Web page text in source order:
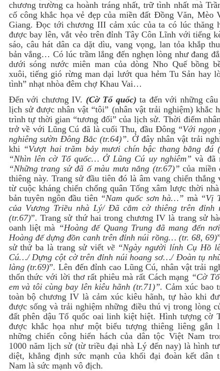
chương trường ca hoành tráng nhất, trữ tình nhất mà
cố công khắc họa vẻ đẹp của miền đất Đồng Văn, Mèo
Giang. Đọc tới chương III cảm xúc của ta có lúc thăng
được bay lên, vắt vẻo trên đỉnh Tây Côn Lĩnh với tiếng
sáo, câu hát dân ca dặt dìu, vang vọng, lan tỏa khắp
bản vắng… Có lúc trầm lắng đến nghẹn lòng như đang
dưới sóng nước miên man của dòng Nho Quế bồng
xuôi, tiếng gió rừng man dại lướt qua hẻm Tu Sản hay
tình” nhạt nhòa đêm chợ Khau Vai…
Đến với chương IV. (Cờ Tổ quốc) ta đến với những câu
lịch sử được nhân vật “tôi” (nhân vật trải nghiệm) khắc
trình tự thời gian “tương đối” của lịch sử. Thời điểm
trở về với Lũng Cú đã là cuối Thu, đầu Đông “Với ngọn
nghiêng sườn Đông Bắc (tr.64)”. Ở đây nhân vật trải
khi “Vượt hai trăm bảy mươi chín bậc thang bằng đá
“Nhìn lên cờ Tổ quốc… Ở Lũng Cú uy nghiêm” và đã
“Những trang sử đã ố màu mưa nắng (tr.67)” của miền
thiêng này. Trang sử đầu tiên đó là âm vang chiến thắng
từ cuộc kháng chiến chống quân Tống xâm lược thời
bản tuyên ngôn đầu tiên “Nam quốc sơn hà…” mà “Vị
của Vương Triều nhà Lý/ Đã cắm cờ thiêng trên đỉnh
(tr.67)”. Trang sử thứ hai trong chương IV là trang sử
oanh liệt mà “Hoàng đế Quang Trung đã mang đến
Hoàng đế dựng đồn canh trên đỉnh núi rồng… (tr. 68, 69)
sử thứ ba là trang sử viết về “Ngày người lính Cụ Hồ
Cú…/ Dựng cột cờ trên đỉnh núi hoang sơ…/ Đoàn tụ
làng (tr.69)”. Lên đến đỉnh cao Lũng Cú, nhân vật trải
thổn thức với lời thơ rất phiêu mà rất Cách mạng “Cờ
em và tôi cùng bay lên kiêu hãnh (tr.71)”. Cảm xúc bao
toàn bộ chương IV là cảm xúc kiêu hãnh, tự hào khi
được sống và trải nghiệm những điều thú vị trong lòng
đất phên dậu Tổ quốc oai linh kiệt hiệt. Hình tượng cờ
được khắc họa như một biểu tượng thiêng liêng gắn
những chiến công hiển hách của dân tộc Việt Nam
1000 năm lịch sử (từ triều đại nhà Lý đến nay) là hình
diệt, khẳng định sức mạnh của khối đại đoàn kết dân
Nam là sức mạnh vô địch.